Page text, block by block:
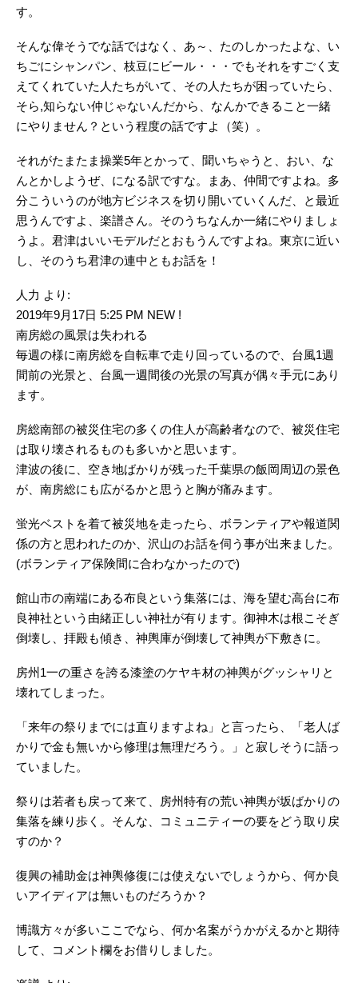
す。
そんな偉そうでな話ではなく、あ～、たのしかったよな、い
ちごにシャンパン、枝豆にビール・・・でもそれをすごく支
えてくれていた人たちがいて、その人たちが困っていたら、
そら,知らない仲じゃないんだから、なんかできること一緒
にやりません？という程度の話ですよ（笑）。
それがたまたま操業5年とかって、聞いちゃうと、おい、な
んとかしようぜ、になる訳ですな。まあ、仲間ですよね。多
分こういうのが地方ビジネスを切り開いていくんだ、と最近
思うんですよ、楽譜さん。そのうちなんか一緒にやりましょ
うよ。君津はいいモデルだとおもうんですよね。東京に近い
し、そのうち君津の連中ともお話を！
人力 より:
2019年9月17日 5:25 PM NEW !
南房総の風景は失われる
毎週の様に南房総を自転車で走り回っているので、台風1週
間前の光景と、台風一週間後の光景の写真が偶々手元にあり
ます。
房総南部の被災住宅の多くの住人が高齢者なので、被災住宅
は取り壊されるものも多いかと思います。
津波の後に、空き地ばかりが残った千葉県の飯岡周辺の景色
が、南房総にも広がるかと思うと胸が痛みます。
蛍光ベストを着て被災地を走ったら、ボランティアや報道関
係の方と思われたのか、沢山のお話を伺う事が出来ました。
(ボランティア保険間に合わなかったので)
館山市の南端にある布良という集落には、海を望む高台に布
良神社という由緒正しい神社が有ります。御神木は根こそぎ
倒壊し、拝殿も傾き、神輿庫が倒壊して神輿が下敷きに。
房州1一の重さを誇る漆塗のケヤキ材の神輿がグッシャリと
壊れてしまった。
「来年の祭りまでには直りますよね」と言ったら、「老人ば
かりで金も無いから修理は無理だろう。」と寂しそうに語っ
ていました。
祭りは若者も戻って来て、房州特有の荒い神輿が坂ばかりの
集落を練り歩く。そんな、コミュニティーの要をどう取り戻
すのか？
復興の補助金は神輿修復には使えないでしょうから、何か良
いアイディアは無いものだろうか？
博識方々が多いここでなら、何か名案がうかがえるかと期待
して、コメント欄をお借りしました。